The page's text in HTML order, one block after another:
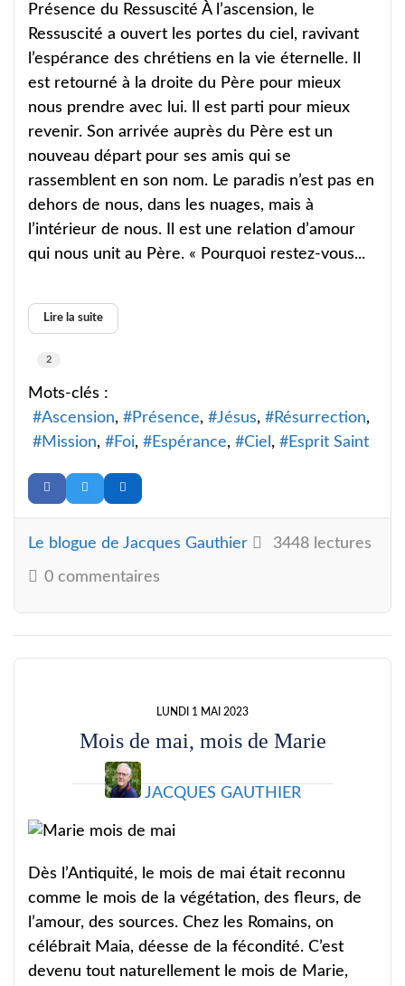
Présence du Ressuscité À l’ascension, le
Ressuscité a ouvert les portes du ciel, ravivant
l’espérance des chrétiens en la vie éternelle. Il
est retourné à la droite du Père pour mieux
nous prendre avec lui. Il est parti pour mieux
revenir. Son arrivée auprès du Père est un
nouveau départ pour ses amis qui se
rassemblent en son nom. Le paradis n’est pas en
dehors de nous, dans les nuages, mais à
l’intérieur de nous. Il est une relation d’amour
qui nous unit au Père. « Pourquoi restez-vous...
Lire la suite
2
Mots-clés :
Ascension
Présence Jésus
Résurrection
Mission
Foi Espérance Ciel Esprit Saint
Le blogue de Jacques Gauthier 3448 lectures
0 commentaires
LUNDI 1 MAI 2023
Mois de mai, mois de Marie
JACQUES GAUTHIER
Dès l’Antiquité, le mois de mai était reconnu
comme le mois de la végétation, des fleurs, de
l’amour, des sources. Chez les Romains, on
célébrait Maia, déesse de la fécondité. C’est
devenu tout naturellement le mois de Marie,